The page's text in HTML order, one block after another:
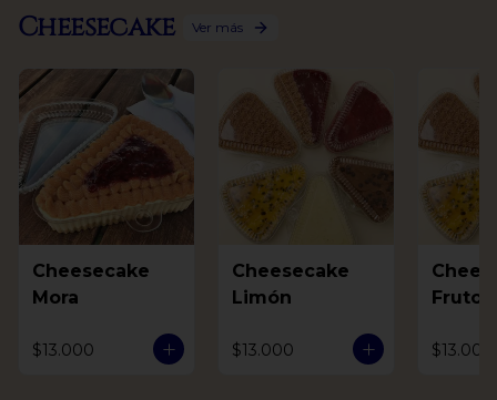
Cheesecake Ver más
Cheesecake
Mora
$13.000
Cheesecake
Limón
$13.000
Frutos
$13.000